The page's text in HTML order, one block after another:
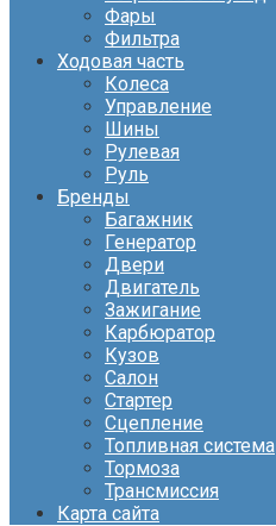
Фары
Фильтра
Ходовая часть
Колеса
Управление
Шины
Рулевая
Руль
Бренды
Багажник
Генератор
Двери
Двигатель
Зажигание
Карбюратор
Кузов
Салон
Стартер
Сцепление
Топливная система
Тормоза
Трансмиссия
Карта сайта